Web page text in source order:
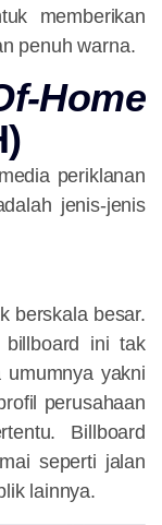
memberikan
penuh warna.
Home
periklanan
jenis-jenis
berskala besar.
billboard ini tak
yakni
perusahaan
Billboard
seperti jalan
lainnya.